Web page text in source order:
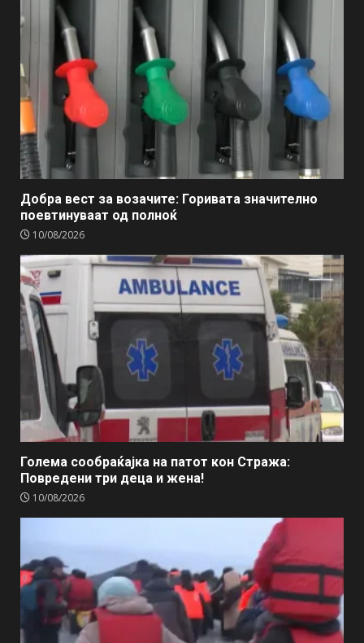
Добра вест за возачите: Горивата значително
поевтинуваат од полноќ
10/08/2026
Голема сообраќајка на патот кон Стража:
Повредени три деца и жена!
10/08/2026